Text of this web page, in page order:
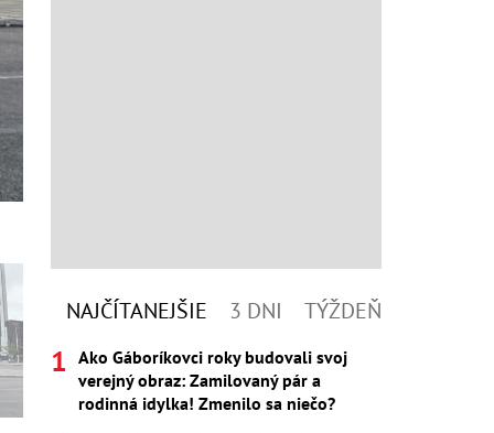
NAJČÍTANEJŠIE 3 DNI TÝŽDEŇ
Ako Gáboríkovci roky budovali svoj
verejný obraz: Zamilovaný pár a
rodinná idylka! Zmenilo sa niečo?